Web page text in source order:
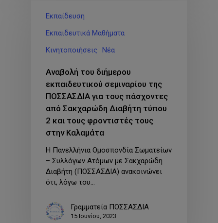
Εκπαίδευση
Εκπαιδευτικά Μαθήματα
Κινητοποιήσεις
Νέα
Αναβολή του διήμερου
εκπαιδευτικού σεμιναρίου της
ΠΟΣΣΑΣΔΙΑ για τους πάσχοντες
από Σακχαρώδη Διαβήτη τύπου
2 και τους φροντιστές τους
στην Καλαμάτα
Η Πανελλήνια Ομοσπονδία Σωματείων
– Συλλόγων Ατόμων με Σακχαρώδη
Διαβήτη (ΠΟΣΣΑΣΔΙΑ) ανακοινώνει
ότι, λόγω του…
Γραμματεία ΠΟΣΣΑΣΔΙΑ
15 Ιουνίου, 2023